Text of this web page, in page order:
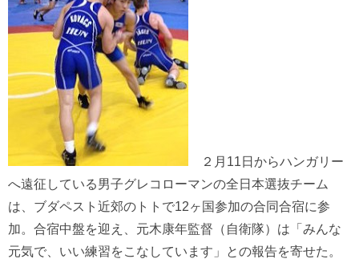
２月11日からハンガリー
へ遠征している男子グレコローマンの全日本選抜チーム
は、ブダペスト近郊のトトで12ヶ国参加の合同合宿に参
加。合宿中盤を迎え、元木康年監督（自衛隊）は「みんな
元気で、いい練習をこなしています」との報告を寄せた。